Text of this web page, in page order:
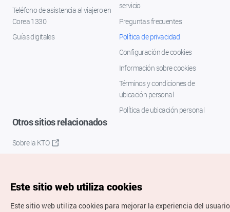
Teléfono de asistencia al viajero en
Corea 1330
Guías digitales
servicio
Preguntas frecuentes
Política de privacidad
Configuración de cookies
Información sobre cookies
Términos y condiciones de
ubicación personal
Política de ubicación personal
Otros sitios relacionados
Sobre la KTO
Este sitio web utiliza cookies
Este sitio web utiliza cookies para mejorar la experiencia del